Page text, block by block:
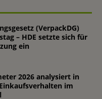
(VerpackDG)
– HDE setzte sich für
ein
2026 analysiert in
im